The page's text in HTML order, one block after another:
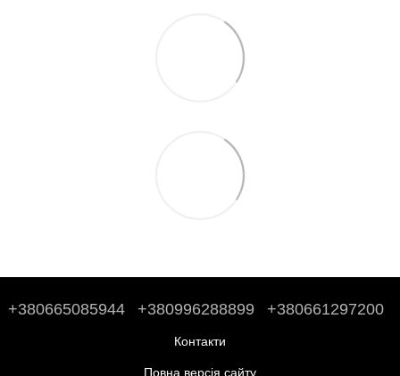
+380665085944 +380996288899 +380661297200
Контакти
Повна версія сайту